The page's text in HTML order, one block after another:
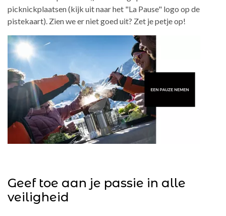
picknickplaatsen (kijk uit naar het "La Pause" logo op de
pistekaart). Zien we er niet goed uit? Zet je petje op!
Geef toe aan je passie in alle
veiligheid